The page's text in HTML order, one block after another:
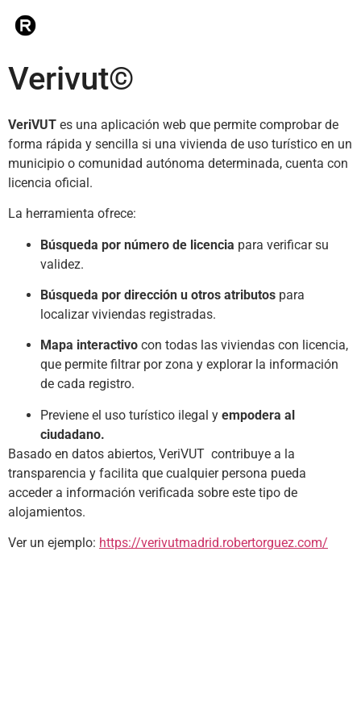
Verivut©
VeriVUT es una aplicación web que permite comprobar de
forma rápida y sencilla si una vivienda de uso turístico en un
municipio o comunidad autónoma determinada, cuenta con
licencia oficial.
La herramienta ofrece:
Búsqueda por número de licencia para verificar su
validez.
Búsqueda por dirección u otros atributos para
localizar viviendas registradas.
Mapa interactivo con todas las viviendas con licencia,
que permite filtrar por zona y explorar la información
de cada registro.
Previene el uso turístico ilegal y empodera al
ciudadano.
Basado en datos abiertos, VeriVUT contribuye a la
transparencia y facilita que cualquier persona pueda
acceder a información verificada sobre este tipo de
alojamientos.
Ver un ejemplo: https://verivutmadrid.robertorguez.com/